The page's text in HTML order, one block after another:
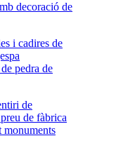
decoració de
pedra de
monuments